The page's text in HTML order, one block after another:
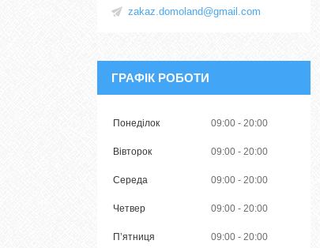
zakaz.domoland@gmail.com
ГРАФІК РОБОТИ
Понеділок 09:00 20:00
Вівторок 09:00 20:00
Середа 09:00 20:00
Четвер 09:00 20:00
Пʼятниця 09:00 20:00